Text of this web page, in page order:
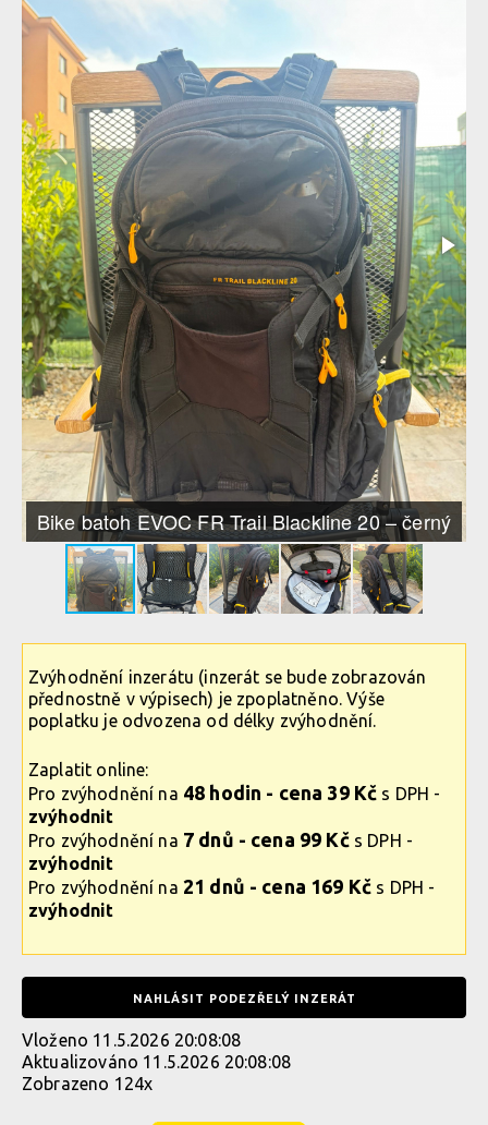
Bike batoh EVOC FR Trail Blackline 20 – černý
Zvýhodnění inzerátu (inzerát se bude zobrazován
přednostně v výpisech) je zpoplatněno. Výše
poplatku je odvozena od délky zvýhodnění.
Zaplatit online:
Pro zvýhodnění na 48 hodin - cena 39 Kč s DPH -
zvýhodnit
Pro zvýhodnění na 7 dnů - cena 99 Kčs DPH -
zvýhodnit
Pro zvýhodnění na 21 dnů - cena 169 Kč s DPH -
zvýhodnit
NAHLÁSIT PODEZŘELÝ INZERÁT
Vloženo 11.5.2026 20:08:08
Aktualizováno 11.5.2026 20:08:08
Zobrazeno 124x